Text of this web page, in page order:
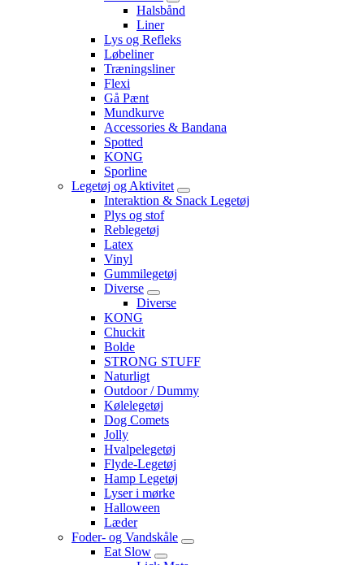
Halsbånd
Liner
Lys og Refleks
Løbeliner
Træningsliner
Flexi
Gå Pænt
Mundkurve
Accessories & Bandana
Spotted
KONG
Sporline
Legetøj og Aktivitet
Interaktion & Snack Legetøj
Plys og stof
Reblegetøj
Latex
Vinyl
Gummilegetøj
Diverse
Diverse
KONG
Chuckit
Bolde
STRONG STUFF
Naturligt
Outdoor / Dummy
Kølelegetøj
Dog Comets
Jolly
Hvalpelegetøj
Flyde-Legetøj
Hamp Legetøj
Lyser i mørke
Halloween
Læder
Foder- og Vandskåle
Eat Slow